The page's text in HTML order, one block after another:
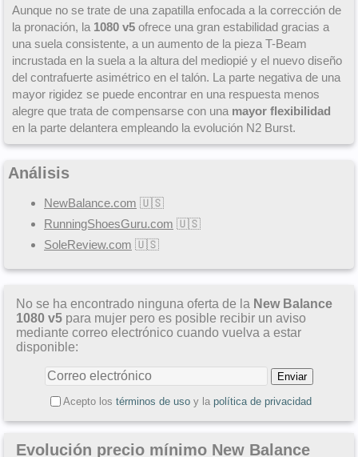
Aunque no se trate de una zapatilla enfocada a la corrección de
la pronación, la 1080 v5 ofrece una gran estabilidad gracias a
una suela consistente, a un aumento de la pieza T-Beam
incrustada en la suela a la altura del mediopié y el nuevo diseño
del contrafuerte asimétrico en el talón. La parte negativa de una
mayor rigidez se puede encontrar en una respuesta menos
alegre que trata de compensarse con una mayor flexibilidad
en la parte delantera empleando la evolución N2 Burst.
Análisis
NewBalance.com 🇺🇸
RunningShoesGuru.com 🇺🇸
SoleReview.com 🇺🇸
No se ha encontrado ninguna oferta de la New Balance
1080 v5 para mujer pero es posible recibir un aviso
mediante correo electrónico cuando vuelva a estar
disponible:
Acepto los términos de usoy la política de privacidad
Evolución precio mínimo New Balance